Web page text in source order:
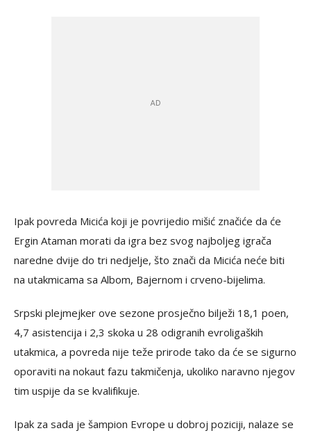
Ipak povreda Micića koji je povrijedio mišić značiće da će
Ergin Ataman morati da igra bez svog najboljeg igrača
naredne dvije do tri nedjelje, što znači da Micića neće biti
na utakmicama sa Albom, Bajernom i crveno-bijelima.
Srpski plejmejker ove sezone prosječno bilježi 18,1 poen,
4,7 asistencija i 2,3 skoka u 28 odigranih evroligaških
utakmica, a povreda nije teže prirode tako da će se sigurno
oporaviti na nokaut fazu takmičenja, ukoliko naravno njegov
tim uspije da se kvalifikuje.
Ipak za sada je šampion Evrope u dobroj poziciji, nalaze se